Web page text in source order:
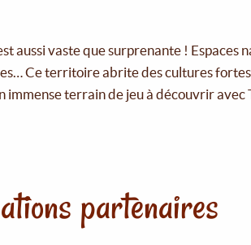
aussi vaste que surprenante ! Espaces
Ce territoire abrite des cultures
immense terrain de jeu à découvrir avec
partenaires